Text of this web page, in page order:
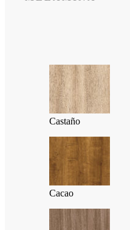
Castaño
Cacao